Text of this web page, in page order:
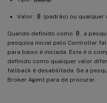
Valor: 0 (padrão) ou qualquer
Quando definido como 0
, a
pesquisa inicial pelo Controller
para baixo é iniciada. Este é o
definido como qualquer valor
fallback é desabilitada. Se a
Broker Agent para de procurar.